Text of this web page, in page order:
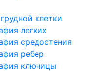
клетки
легких
средостения
ребер
ключицы